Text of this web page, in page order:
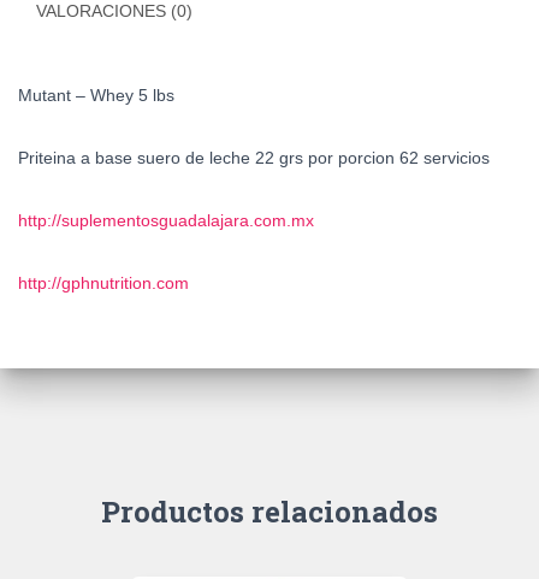
VALORACIONES (0)
Mutant – Whey 5 lbs
Priteina a base suero de leche 22 grs por porcion 62 servicios
http://suplementosguadalajara.com.mx
http://gphnutrition.com
Productos relacionados